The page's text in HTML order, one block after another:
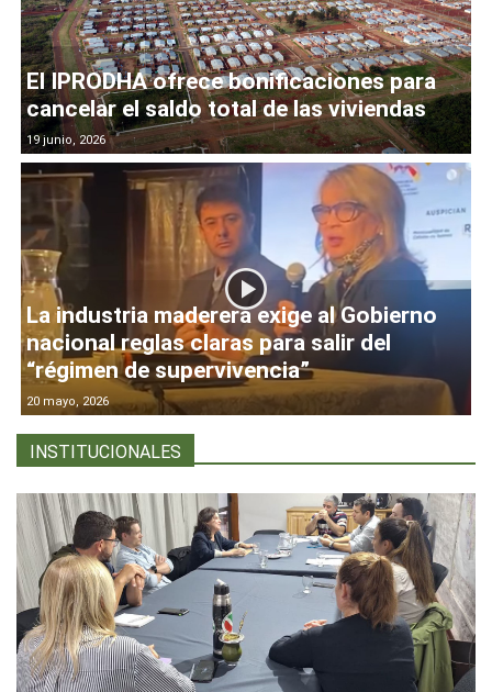
El IPRODHA ofrece bonificaciones para
cancelar el saldo total de las viviendas
19 junio, 2026
La industria maderera exige al Gobierno
nacional reglas claras para salir del
“régimen de supervivencia”
20 mayo, 2026
INSTITUCIONALES